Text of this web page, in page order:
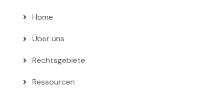
Home
Über uns
Rechtsgebiete
Ressourcen